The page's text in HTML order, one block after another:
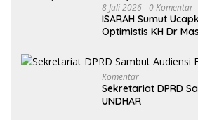
8 Juli 2026 0 Komentar
ISARAH Sumut
Optimistis KH Dr
Al Washliyah
Komentar
Sekretariat DPRD
UNDHAR